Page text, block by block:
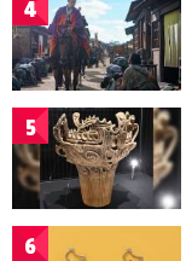
4
5
6